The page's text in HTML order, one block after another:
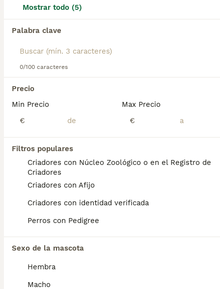
Mostrar todo (5)
Palabra clave
0/100 caracteres
Precio
Min Precio
€
Max Precio
€
Filtros populares
Criadores con Núcleo Zoológico o en el Registro de
Criadores
Criadores con Afijo
Criadores con identidad verificada
Perros con Pedigree
Sexo de la mascota
Hembra
Macho
CAMADAS DE GOLDEN RETRIEVER
Golden Retriever
3 semanas 6 2950 €
Paradinas de San Juan
(34.5km)
Golden Retriever
Golden Retriever
11 semanas 2 31200 €